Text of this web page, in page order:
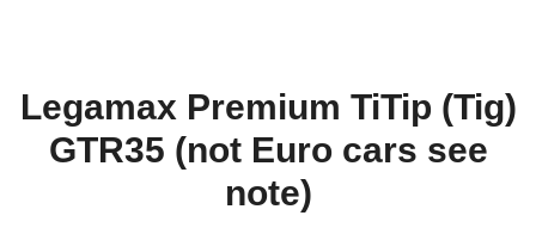
Legamax Premium TiTip (Tig)
GTR35 (not Euro cars see
note)